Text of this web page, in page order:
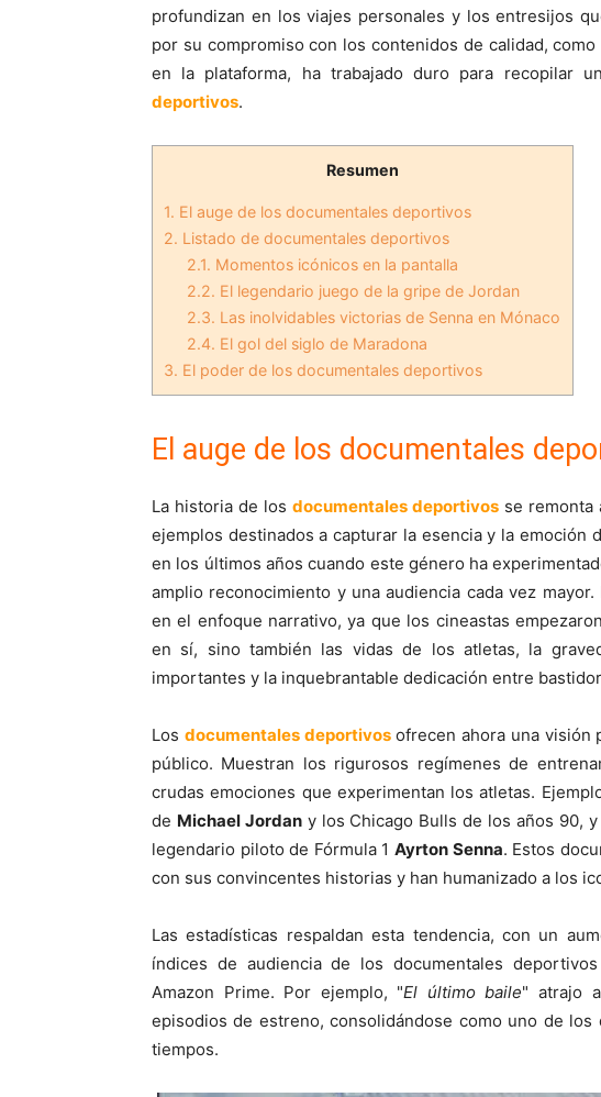
profundizan en los viajes personales y los entresijos
por su compromiso con los contenidos de calidad,
en la plataforma, ha trabajado duro para recopilar
deportivos.
Resumen
1. El auge de los documentales deportivos
2. Listado de documentales deportivos
2.1. Momentos icónicos en la pantalla
2.2. El legendario juego de la gripe de Jordan
2.3. Las inolvidables victorias de Senna en Mónaco
2.4. El gol del siglo de Maradona
3. El poder de los documentales deportivos
El auge de los documentales
La historia de los documentales deportivos se remonta
ejemplos destinados a capturar la esencia y la emoción
en los últimos años cuando este género ha
amplio reconocimiento y una audiencia cada vez
en el enfoque narrativo, ya que los cineastas
en sí, sino también las vidas de los atletas, la
importantes y la inquebrantable dedicación entre
Los documentales deportivosofrecen ahora una visión
público. Muestran los rigurosos regímenes de
crudas emociones que experimentan los atletas.
de Michael Jordany los Chicago Bulls de los años 90, y
legendario piloto de Fórmula 1Ayrton Senna. Estos
con sus convincentes historias y han humanizado a los
Las estadísticas respaldan esta tendencia, con un
índices de audiencia de los documentales
Amazon Prime. Por ejemplo, "El último baile" atrajo
episodios de estreno, consolidándose como uno de
tiempos.